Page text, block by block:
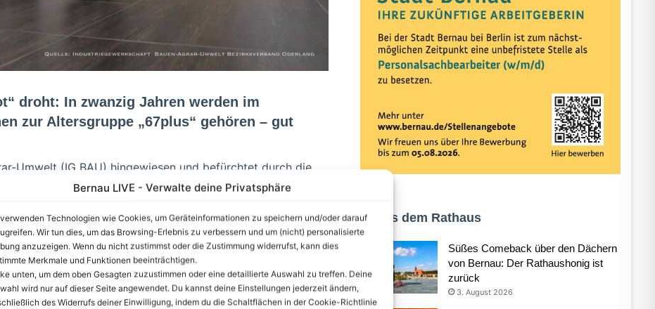
Bernau LIVE - Verwalte deine Privatsphäre
Technologien wie Cookies, um Geräteinformationen zu speichern und/oder darauf
Wir tun dies, um das Browsing-Erlebnis zu verbessern und um (nicht) personalisierte
anzuzeigen. Wenn du nicht zustimmst oder die Zustimmung widerrufst, kann dies
Merkmale und Funktionen beeinträchtigen.
unten, um dem oben Gesagten zuzustimmen oder eine detaillierte Auswahl zu treffen. Deine
wird nur auf dieser Seite angewendet. Du kannst deine Einstellungen jederzeit ändern,
des Widerrufs deiner Einwilligung, indem du die Schaltflächen in der Cookie-Richtlinie
droht: In zwanzig Jahren werden im
zur Altersgruppe „67plus“ gehören – gut
Umwelt (IG BAU) hingewiesen und befürchtet durch die
zunehmenden Mangel an altersgerechten Wohnungen.
die das Pestel-Institut bundesweit für Städte und
Bevölkerungsentwicklung im Rahmen einer Studie zur
des Deutschen Baustofffachhandels (BDB)
immer mehr ältere Menschen eine barrierearme Wohnung
Aus dem Rathaus
Süßes Comeback über den Dächern
von Bernau: Der Rathaushonig ist
zurück
3. August 2026